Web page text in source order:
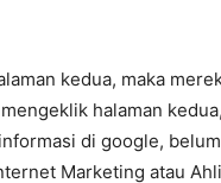
kedua, maka
halaman
di google,
Marketing atau